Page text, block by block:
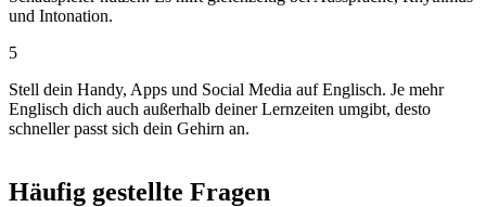
und Intonation.
5
Stell dein Handy, Apps und Social Media auf Englisch. Je mehr
Englisch dich auch außerhalb deiner Lernzeiten umgibt, desto
schneller passt sich dein Gehirn an.
Häufig gestellte Fragen